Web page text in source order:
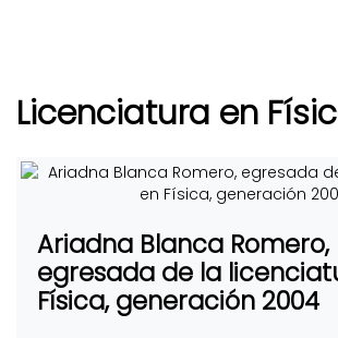
Licenciatura en
Ariadna Blanca Romero,
egresada de la
Física, generación 2004